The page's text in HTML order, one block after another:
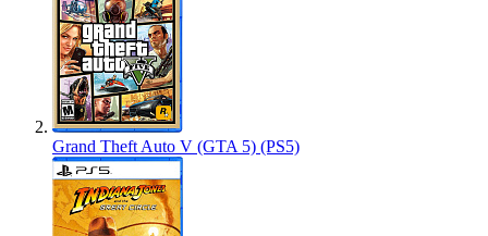
Grand Theft Auto V (GTA 5) (PS5)